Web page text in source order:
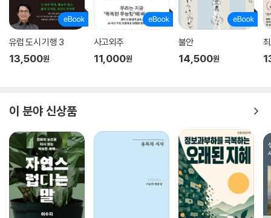
지만, 최신 연구 결과에 따르면 키가 클수록 암에 걸릴 위험이 높아지며, 키
가 1센티미터 커질 때마다 기대 수명이 0.4~0.63년 줄어든다고 한다. 하
지만 이 또한 인과관계를 의미하는 것은 아니다. 몸에 세포가 더 많을수록
표인 것이다.
장시간 앉아서 생활하는 것은 현대의 특징이다. 특히 비행기에서는 반드시
분야는 없다. 인체공학은 편안함을 중시하면서 오래 앉아 있기 어려운 고
령자나 환자의 건강 문제까지 고려한다. 하지만 더 많은 승객을 싣기 위한
대중 항공의 경쟁이 치열해지면서 좌석 너비와 좌석 간 거리가 좁아지고
있다. 신체를 기준으로 한 최소 크기가 명백함에도 대개 81~96센티미터
였던 좌석 간 거리는 71센티미터까지 줄어들었다. 이런 문제는 비만 인구
가 늘면서 더욱 악화했다. 한 승객 권리 단체는 좌석 간 거리의 최소 기준을
유럽 도시 기행 3
13,500원
사고외주
11,000원
불안
14,500원
이 분야 신상품